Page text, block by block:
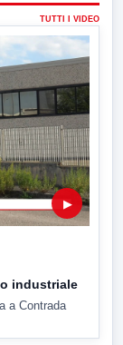
TUTTI I VIDEO
▶
industriale
a Contrada